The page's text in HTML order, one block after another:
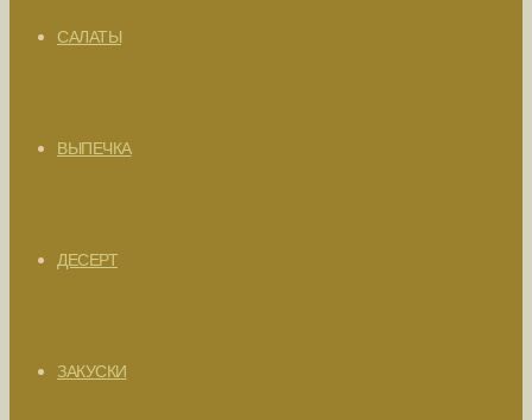
САЛАТЫ
ВЫПЕЧКА
ДЕСЕРТ
ЗАКУСКИ